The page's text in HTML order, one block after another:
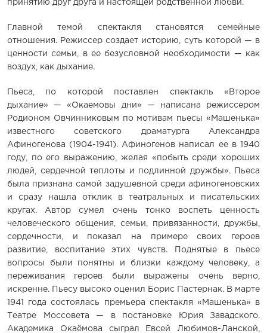
принятию друг друга и настоящей родственной любви.
Главной темой спектакля становятся семейные
отношения. Режиссер создает историю, суть которой — в
ценности семьи, в ее безусловной необходимости — как
воздух, как дыхание.
Пьеса, по которой поставлен спектакль «Второе
дыхание» — «Окаемовы дни» — написана режиссером
Родионом Овчинниковым по мотивам пьесы «Машенька»
известного советского драматурга Александра
Афиногенова (1904-1941). Афиногенов написал ее в 1940
году, по его выражению, желая «побыть среди хороших
людей, сердечной теплоты и подлинной дружбы». Пьеса
была признана самой задушевной среди афиногеновских
и сразу нашла отклик в театральных и писательских
кругах. Автор сумел очень тонко воспеть ценность
человеческого общения, семьи, привязанности, дружбы,
сердечности, и показал на примере своих героев
развитие, воспитание этих чувств. Поднятые в пьесе
вопросы были понятны и близки каждому человеку, а
переживания героев были выражены очень верно,
искренне. Пьесу высоко оценил Борис Пастернак. В марте
1941 года состоялась премьера спектакля «Машенька» в
Театре Моссовета — в постановке Юрия Завадского.
Академика Окаёмова сыграл Евсей Любимов-Ланской,